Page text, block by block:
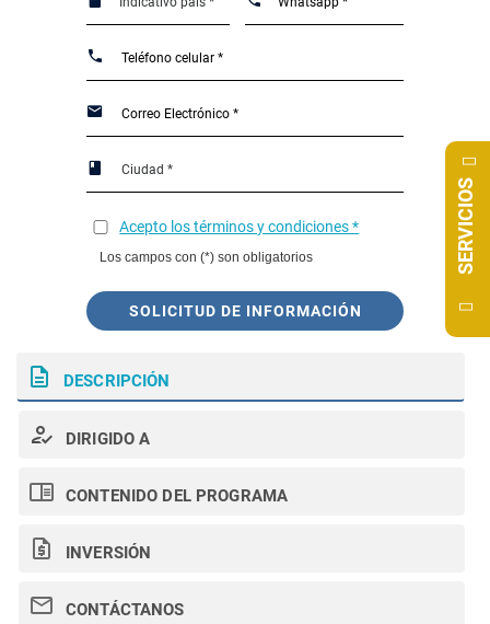
Acepto los términos y condiciones *
Los campos con (*) son obligatorios
SOLICITUD DE INFORMACIÓN
DESCRIPCIÓN
DIRIGIDO A
CONTENIDO DEL PROGRAMA
INVERSIÓN
CONTÁCTANOS
SERVICIOS